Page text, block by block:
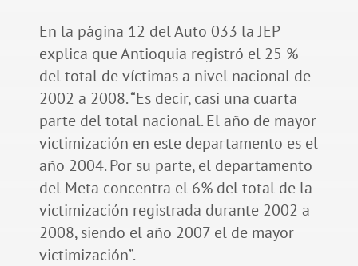
En la página 12 del Auto 033 la JEP
explica que Antioquia registró el 25 %
del total de víctimas a nivel nacional de
2002 a 2008. “Es decir, casi una cuarta
parte del total nacional. El año de mayor
victimización en este departamento es el
año 2004. Por su parte, el departamento
del Meta concentra el 6% del total de la
victimización registrada durante 2002 a
2008, siendo el año 2007 el de mayor
victimización”.